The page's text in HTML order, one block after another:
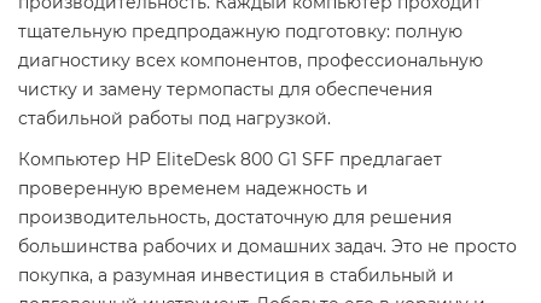
тщательную предпродажную подготовку: полную
диагностику всех компонентов, профессиональную
чистку и замену термопасты для обеспечения
стабильной работы под нагрузкой.
Компьютер HP EliteDesk 800 G1 SFF предлагает
проверенную временем надежность и
производительность, достаточную для решения
большинства рабочих и домашних задач. Это не просто
покупка, а разумная инвестиция в стабильный и